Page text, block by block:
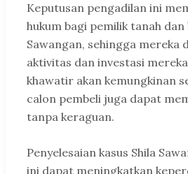
Keputusan pengadilan ini
hukum bagi pemilik tanah dan
Sawangan, sehingga mereka
aktivitas dan investasi
khawatir akan kemungkinan
calon pembeli juga dapat
tanpa keraguan.
Penyelesaian kasus Shila
ini dapat meningkatkan